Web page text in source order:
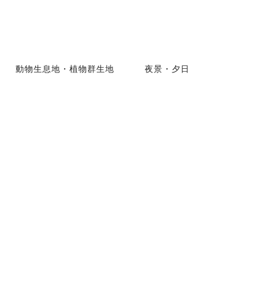
動物生息地・植物群生地 夜景・夕日